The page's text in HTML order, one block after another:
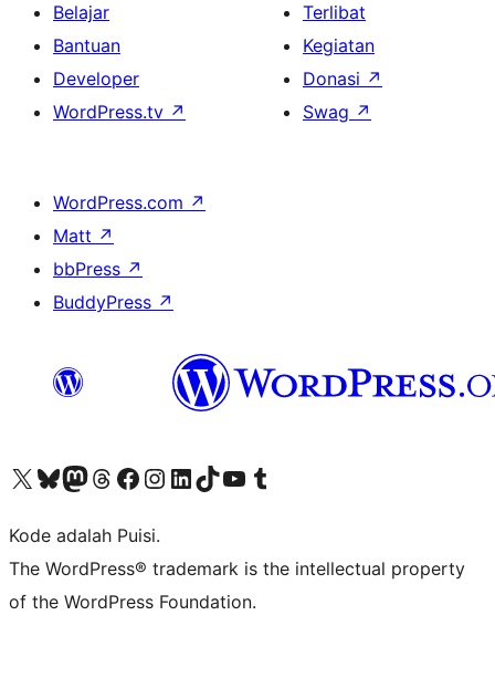
Belajar
Bantuan
Developer
WordPress.tv ↗
Terlibat
Kegiatan
Donasi ↗
Swag ↗
WordPress.com ↗
Matt ↗
bbPress ↗
BuddyPress ↗
Kunjungi akun X (sebelumnya Twitter) kamiVisit our Bluesky account
Kunjungi akun Mastodon kami
Visit our Threads account
Kunjungi halaman Facebook kamiKunjungi akun Instagram kamiKunjungi akun LinkedIn kami
Visit our TikTok account
Kunjungi channel YouTube kamiVisit our Tumblr account
Kode adalah Puisi.
The WordPress® trademark is the intellectual property
of the WordPress Foundation.